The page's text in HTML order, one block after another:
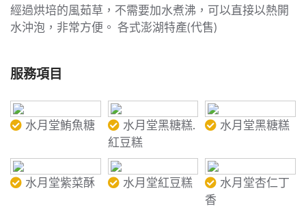
經過烘培的風茹草，不需要加水煮沸，可以直接以熱開
水沖泡，非常方便。 各式澎湖特產(代售)
服務項目
水月堂鮪魚糖
水月堂黑糖糕.
紅豆糕
水月堂黑糖糕
水月堂紫菜酥 水月堂紅豆糕
水月堂杏仁丁
香